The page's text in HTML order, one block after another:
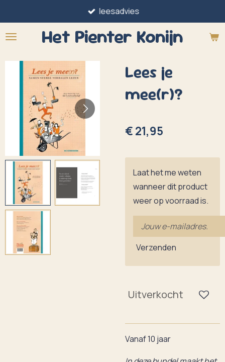
direct
naar
hoofdinhoud
Het Pienter Konijn
leesadvies
Lees je
mee(r)?
€ 21,95
Laat het me weten
wanneer dit product
weer op voorraad is.
Verzenden
Uitverkocht
Vanaf 10 jaar